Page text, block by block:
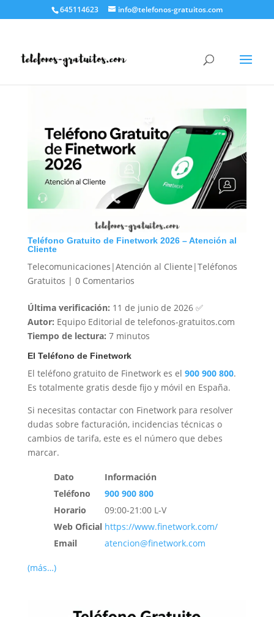
645114623 info@telefonos-gratuitos.com
Teléfono Gratuito de Finetwork 2026 – Atención al
Cliente
Telecomunicaciones|Atención al Cliente|Teléfonos
Gratuitos | 0 Comentarios
Última verificación: 11 de junio de 2026 ✅
Autor: Equipo Editorial de telefonos-gratuitos.com
Tiempo de lectura: 7 minutos
El Teléfono de Finetwork
El teléfono gratuito de Finetwork es el 900 900 800.
Es totalmente gratis desde fijo y móvil en España.
Si necesitas contactar con Finetwork para resolver
dudas sobre facturación, incidencias técnicas o
cambios de tarifa, este es el número que debes
marcar.
Dato
Información
Teléfono
900 900 800
Horario
09:00-21:00 L-V
Web Oficial https://www.finetwork.com/
Email
atencion@finetwork.com
(más…)